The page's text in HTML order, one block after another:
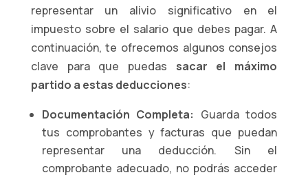
representar un alivio significativo en el
impuesto sobre el salario que debes pagar. A
continuación, te ofrecemos algunos consejos
clave para que puedas sacar el máximo
partido a estas deducciones:
Documentación Completa: Guarda todos
tus comprobantes y facturas que puedan
representar una deducción. Sin el
comprobante adecuado, no podrás acceder